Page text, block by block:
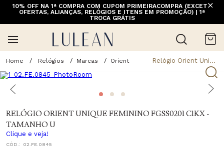
10% OFF NA 1ª COMPRA COM CUPOM PRIMEIRACOMPRA (EXCETO
OFERTAS, ALIANÇAS, RELÓGIOS E ITENS EM PROMOÇÃO) | 1ª
TROCA GRÁTIS
Relógios Marcas Orient Relógio Orient Unique Feminino Fgss0201 C1kx - Tamanho U
RELÓGIO ORIENT UNIQUE FEMININO FGSS0201 C1KX -
TAMANHO U
Clique e veja!
CÓD.: 02.FE.0845